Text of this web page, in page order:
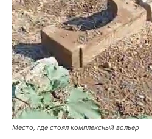
Место, где стоял комплексный вольер